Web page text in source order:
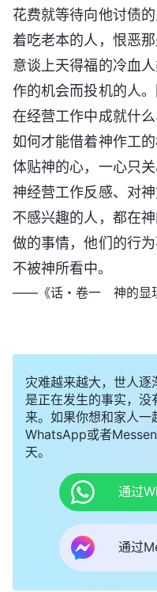
花费就等待向他讨债
着吃老本的人，恨恶
意谈上天得福的冷血
作的机会而投机的人
在经营工作中成就什
如何才能借着神作工
体贴神的心，一心只
神经营工作反感、对
不感兴趣的人，都在
做的事情，他们的行
不被神所看中。
——《话・卷一 神的显
灾难越来越大，世人
是正在发生的事实，
来。如果你想和家人
WhatsApp或者
天。
通过
通过